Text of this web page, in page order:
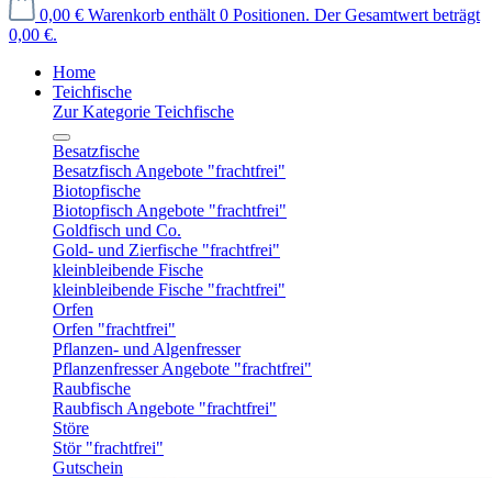
0,00 € Warenkorb enthält 0 Positionen. Der Gesamtwert beträgt
0,00 €.
Home
Teichfische
Zur Kategorie Teichfische
Besatzfische
Besatzfisch Angebote "frachtfrei"
Biotopfische
Biotopfisch Angebote "frachtfrei"
Goldfisch und Co.
Gold- und Zierfische "frachtfrei"
kleinbleibende Fische
kleinbleibende Fische "frachtfrei"
Orfen
Orfen "frachtfrei"
Pflanzen- und Algenfresser
Pflanzenfresser Angebote "frachtfrei"
Raubfische
Raubfisch Angebote "frachtfrei"
Störe
Stör "frachtfrei"
Gutschein